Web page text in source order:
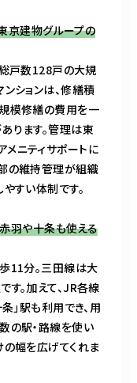
京建物グループの
総戸数128戸の大規
ションは、修繕積
模修繕の費用を一
ります。管理は東
ニティサポートに
の維持管理が組織
すい体制です。
羽や十条も使える
11分。三田線は大
す。加えて、JR各線
」駅も利用でき、用
の駅・路線を使い
の幅を広げてくれま